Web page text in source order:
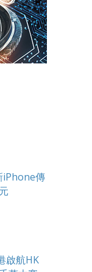
iPhone傳
啟航HK